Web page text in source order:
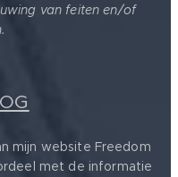
van feiten en/of
mijn website Freedom
met de informatie